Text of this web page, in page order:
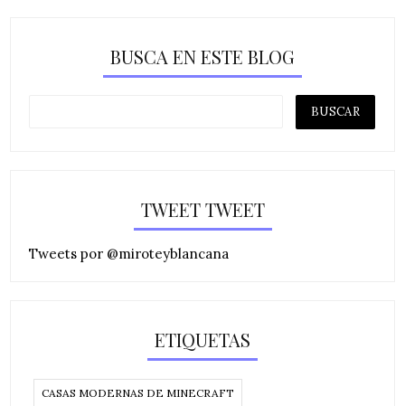
BUSCA EN ESTE BLOG
TWEET TWEET
Tweets por @miroteyblancana
ETIQUETAS
CASAS MODERNAS DE MINECRAFT